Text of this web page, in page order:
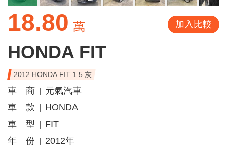
18.80 萬 加入比較
HONDA FIT
2012 HONDA FIT 1.5 灰
車 商
元氣汽車
車 款
HONDA
車 型
FIT
年 份
2012年